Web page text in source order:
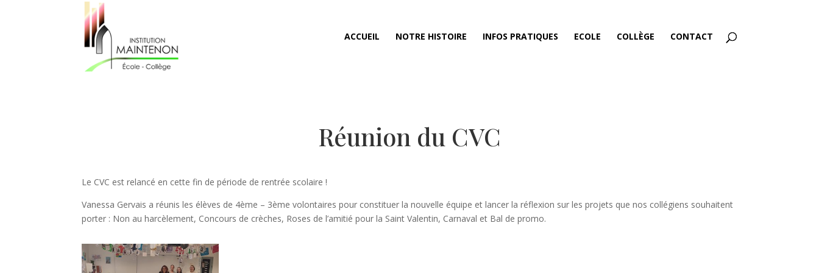
ACCUEIL NOTRE HISTOIRE INFOS PRATIQUES ECOLE COLLÈGE CONTACT
Réunion du CVC
Le CVC est relancé en cette fin de période de rentrée scolaire !
Vanessa Gervais a réunis les élèves de 4ème – 3ème volontaires pour constituer la nouvelle équipe et lancer la réflexion sur les projets que nos collégiens souhaitent
porter : Non au harcèlement, Concours de crèches, Roses de l’amitié pour la Saint Valentin, Carnaval et Bal de promo.